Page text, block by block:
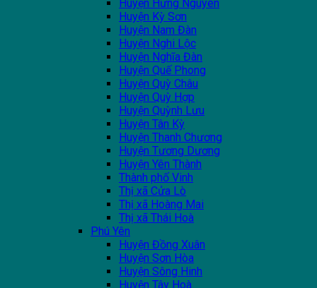
Huyện Hưng Nguyên
Huyện Kỳ Sơn
Huyện Nam Đàn
Huyện Nghi Lộc
Huyện Nghĩa Đàn
Huyện Quế Phong
Huyện Quỳ Châu
Huyện Quỳ Hợp
Huyện Quỳnh Lưu
Huyện Tân Kỳ
Huyện Thanh Chương
Huyện Tương Dương
Huyện Yên Thành
Thành phố Vinh
Thị xã Cửa Lò
Thị xã Hoàng Mai
Thị xã Thái Hoà
Phú Yên
Huyện Đồng Xuân
Huyện Sơn Hòa
Huyện Sông Hinh
Huyện Tây Hoà